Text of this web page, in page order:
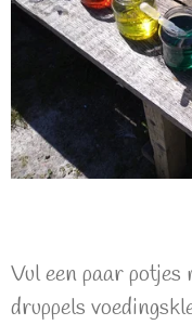
Vul een paar potjes
druppels